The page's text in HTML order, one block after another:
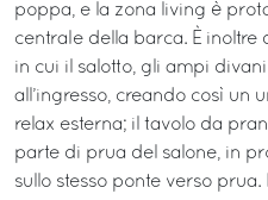
poppa, e la zona living è
centrale della barca. È
in cui il salotto, gli ampi
all’ingresso, creando così un
relax esterna; il tavolo da
parte di prua del salone, in
sullo stesso ponte verso